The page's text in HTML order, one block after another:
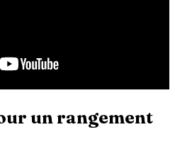
un rangement